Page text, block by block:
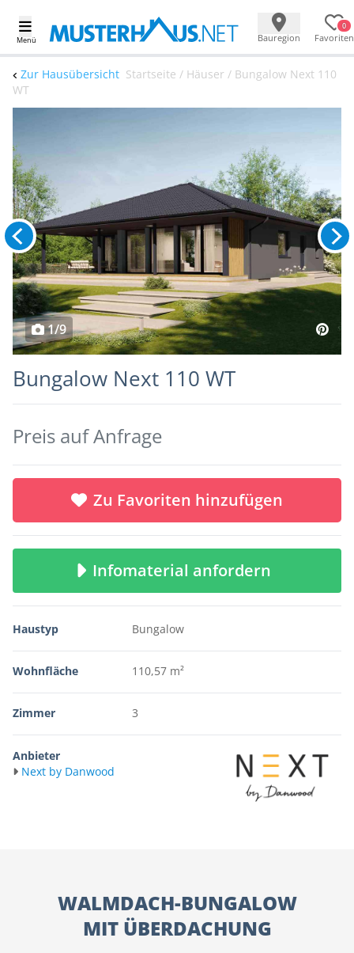
Menü Bauregion
0
Favoriten
Zur Hausübersicht Startseite / Häuser / Bungalow Next 110
WT
1/9
Bungalow Next 110 WT
Preis auf Anfrage
Zu Favoriten hinzufügen
Infomaterial anfordern
Haustyp Bungalow
Wohnfläche 110,57 m²
Zimmer 3
Anbieter
Next by Danwood
WALMDACH-BUNGALOW
MIT ÜBERDACHUNG